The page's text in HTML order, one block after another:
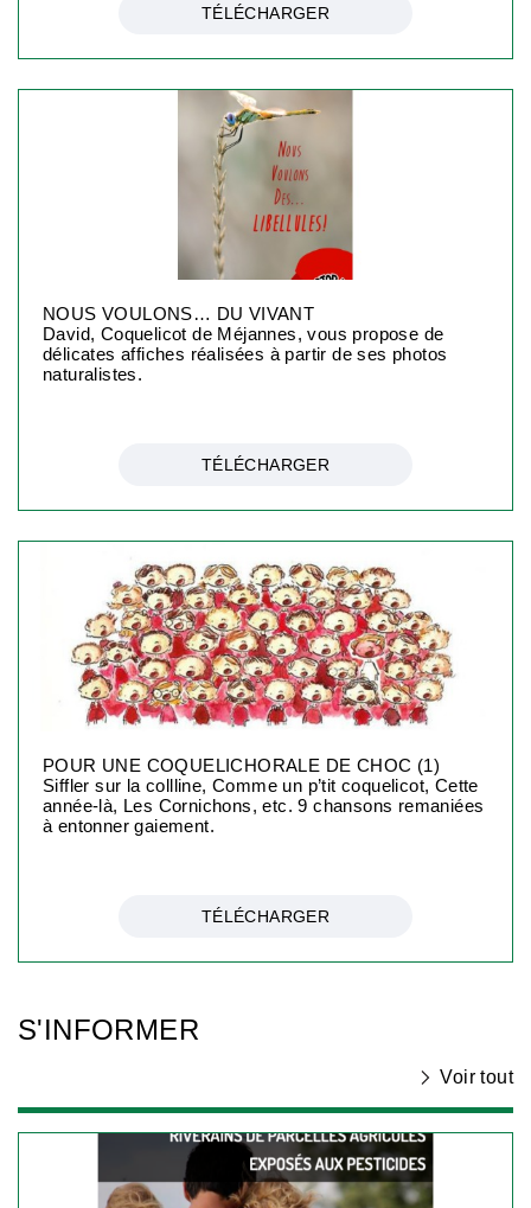
TÉLÉCHARGER
NOUS VOULONS… DU VIVANT
David, Coquelicot de Méjannes, vous propose de
délicates affiches réalisées à partir de ses photos
naturalistes.
TÉLÉCHARGER
POUR UNE COQUELICHORALE DE CHOC (1)
Siffler sur la collline, Comme un p’tit coquelicot, Cette
année-là, Les Cornichons, etc. 9 chansons remaniées
à entonner gaiement.
TÉLÉCHARGER
S'INFORMER
Voir tout